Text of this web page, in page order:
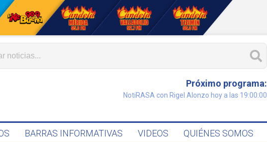
Próximo programa:
NotiRASA con Rigel Alonzo hoy a las 19:00:00
BARRAS INFORMATIVAS VIDEOS QUIÉNES SOMOS